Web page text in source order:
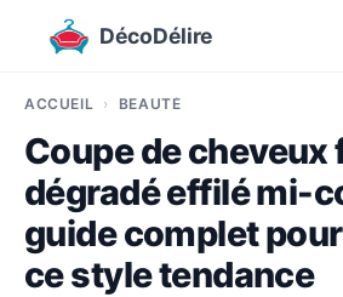
DécoDélire
ACCUEIL BEAUTÉ
Coupe de cheveux
dégradé effilé mi-
guide complet
ce style tendance